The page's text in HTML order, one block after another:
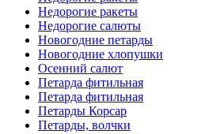
Недорогие ракеты
Недорогие салюты
Новогодние петарды
Новогодние хлопушки
Осенний салют
Петарда фитильная
Петарда фитильная
Петарды Корсар
Петарды, волчки